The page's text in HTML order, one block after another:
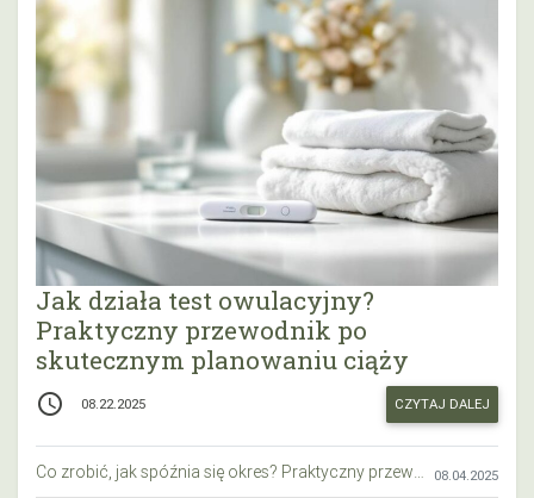
Jak działa test owulacyjny?
Praktyczny przewodnik po
skutecznym planowaniu ciąży
access_time 08.22.2025 CZYTAJ DALEJ
08.04.2025